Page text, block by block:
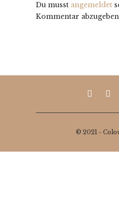
Du musst angemeldet
Kommentar
© 2021 -